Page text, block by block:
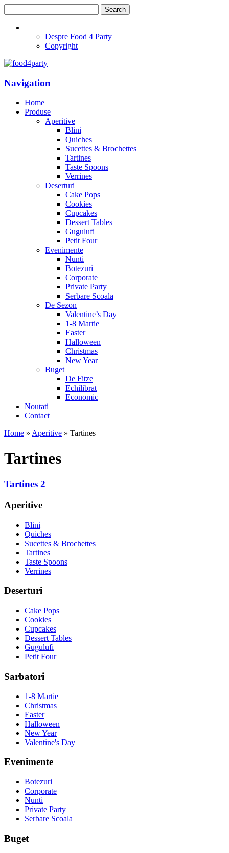
Despre Food 4 Party
Copyright
Navigation
Home
Produse
Aperitive
Blini
Quiches
Sucettes & Brochettes
Tartines
Taste Spoons
Verrines
Deserturi
Cake Pops
Cookies
Cupcakes
Dessert Tables
Gugulufi
Petit Four
Evenimente
Nunti
Botezuri
Corporate
Private Party
Serbare Scoala
De Sezon
Valentine’s Day
1-8 Martie
Easter
Halloween
Christmas
New Year
Buget
De Fitze
Echilibrat
Economic
Noutati
Contact
Home » Aperitive » Tartines
Tartines
Tartines 2
Aperitive
Blini
Quiches
Sucettes & Brochettes
Tartines
Taste Spoons
Verrines
Deserturi
Cake Pops
Cookies
Cupcakes
Dessert Tables
Gugulufi
Petit Four
Sarbatori
1-8 Martie
Christmas
Easter
Halloween
New Year
Valentine's Day
Evenimente
Botezuri
Corporate
Nunti
Private Party
Serbare Scoala
Buget